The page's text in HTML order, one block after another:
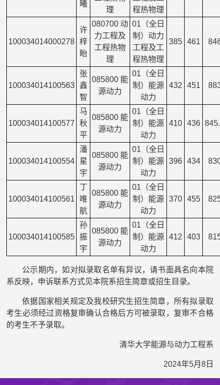
曦
理
程热物理
100034014000278
许
梓
眙
080700 动
力工程及
工程热物
理
01（全日
制）动力
工程及工
程热物理
385 461
100034014100563
张
鑫
智
085800 能
源动力
01（全日
制）能源
动力
432 451
100034014100577
马
秋
平
085800 能
源动力
01（全日
制）能源
动力
410 436
100034014100554
潘
星
宇
085800 能
源动力
01（全日
制）能源
动力
396 434
100034014100561
丁
唯
航
085800 能
源动力
01（全日
制）能源
动力
370 455
100034014100585
孙
振
宇
085800 能
源动力
01（全日
制）能源
动力
412 403
公示期内，如对拟录取名单有异议，请书面具名向本院
系反映，申诉联系方式见本院系招生简章或招生目录。
依据国家相关规定及我校研究生招生简章，所有拟录取
考生必须经过资格复审确认合格后方可被录取，复审不合格
的考生不予录取。
清华大学能源与动力工程系
2024年5月8日